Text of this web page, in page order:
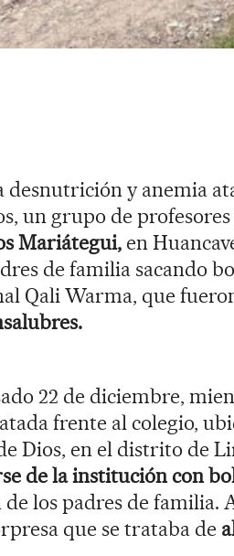
desnutrición y anemia
un grupo de profesores
Mariátegui, en
de familia sacando
Qali Warma, que
22 de diciembre,
frente al colegio,
Dios, en el distrito de
de la institución con
los padres de familia.
que se trataba de